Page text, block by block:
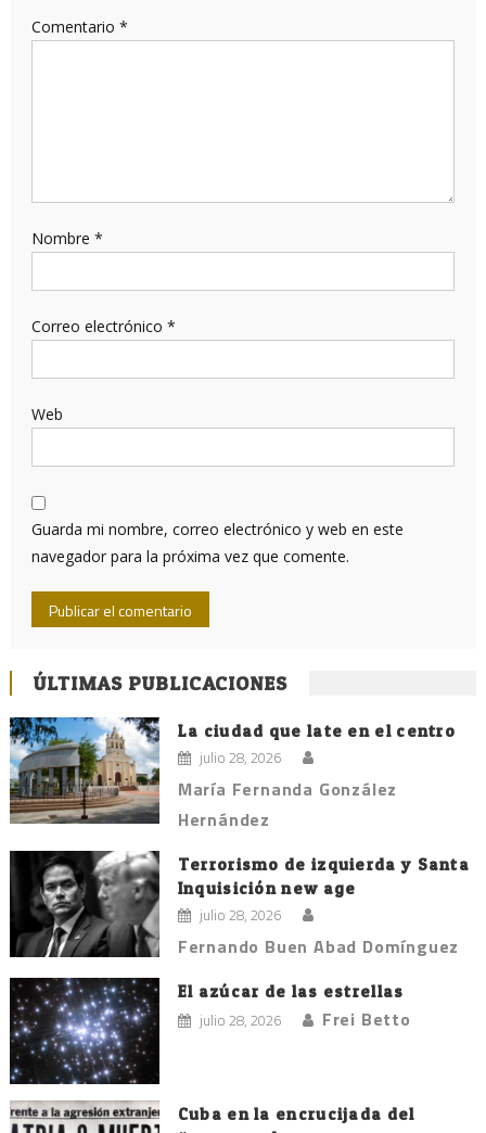
Comentario *
Nombre *
Correo electrónico *
Web
Guarda mi nombre, correo electrónico y web en este
navegador para la próxima vez que comente.
ÚLTIMAS PUBLICACIONES
La ciudad que late en el centro
julio 28, 2026
María Fernanda González
Hernández
Terrorismo de izquierda y Santa
Inquisición new age
julio 28, 2026
Fernando Buen Abad Domínguez
El azúcar de las estrellas
julio 28, 2026 Frei Betto
Cuba en la encrucijada del